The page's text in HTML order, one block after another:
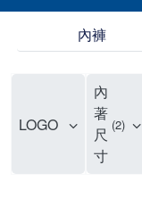
內褲
LOGO
內
著
尺
寸
2